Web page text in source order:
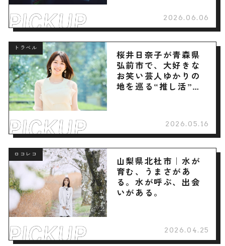
2026.06.06
トラベル
桜井日奈子が青森県
弘前市で、大好きな
お笑い芸人ゆかりの
地を巡る“推し活”旅
2026.05.16
ロコレコ
山梨県北杜市｜水が
育む、うまさがあ
る。水が呼ぶ、出会
いがある。
2026.04.25